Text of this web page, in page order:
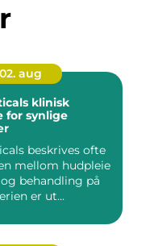
02. aug
klinisk
for synlige
beskrives ofte
mellom hudpleie
behandling på
er ut...